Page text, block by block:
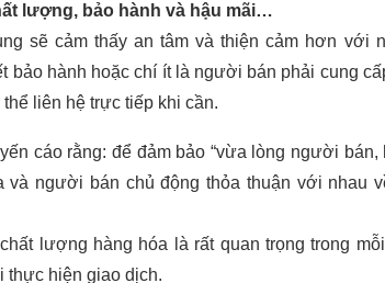
lượng, bảo hành và hậu mãi…
sẽ cảm thấy an tâm và thiện cảm hơn với
bảo hành hoặc chí ít là người bán phải cung
liên hệ trực tiếp khi cần.
cáo rằng: để đảm bảo “vừa lòng người
và người bán chủ động thỏa thuận với nhau
lượng hàng hóa là rất quan trọng trong
thực hiện giao dịch.